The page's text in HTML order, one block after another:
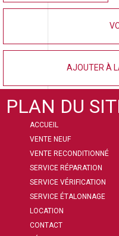
AJOUTER À
PLAN DU
ACCUEIL
VENTE NEUF
VENTE RECONDITIONNÉ
SERVICE RÉPARATION
SERVICE VÉRIFICATION
SERVICE ÉTALONNAGE
LOCATION
CONTACT